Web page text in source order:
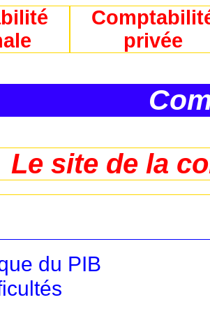
privée
Le site de la
du PIB